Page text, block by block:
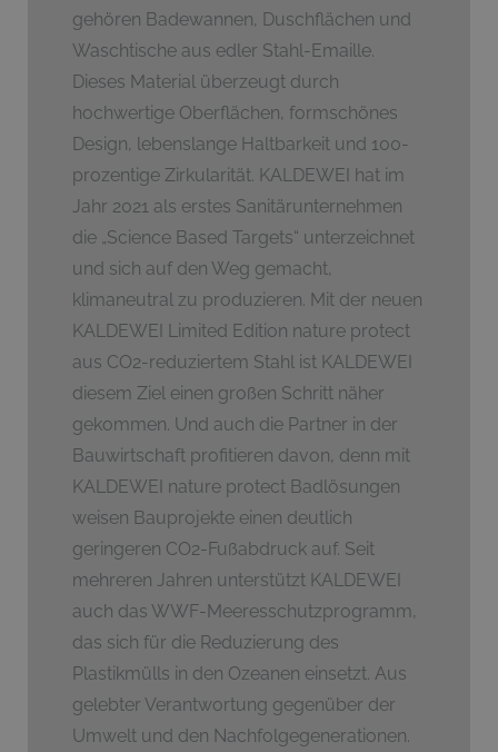
gehören Badewannen, Duschflächen und
Waschtische aus edler Stahl-Emaille.
Dieses Material überzeugt durch
hochwertige Oberflächen, formschönes
Design, lebenslange Haltbarkeit und 100-
prozentige Zirkularität. KALDEWEI hat im
Jahr 2021 als erstes Sanitärunternehmen
die „Science Based Targets“ unterzeichnet
und sich auf den Weg gemacht,
klimaneutral zu produzieren. Mit der neuen
KALDEWEI Limited Edition nature protect
aus CO2-reduziertem Stahl ist KALDEWEI
diesem Ziel einen großen Schritt näher
gekommen. Und auch die Partner in der
Bauwirtschaft profitieren davon, denn mit
KALDEWEI nature protect Badlösungen
weisen Bauprojekte einen deutlich
geringeren CO2-Fußabdruck auf. Seit
mehreren Jahren unterstützt KALDEWEI
auch das WWF-Meeresschutzprogramm,
das sich für die Reduzierung des
Plastikmülls in den Ozeanen einsetzt. Aus
gelebter Verantwortung gegenüber der
Umwelt und den Nachfolgegenerationen.